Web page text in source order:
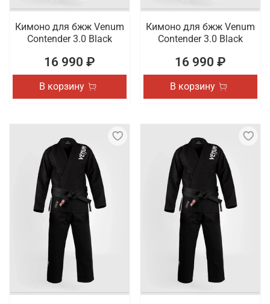
Кимоно для бжж Venum
Contender 3.0 Black
16 990 ₽
В корзину
Кимоно для бжж Venum
Contender 3.0 Black
16 990 ₽
В корзину